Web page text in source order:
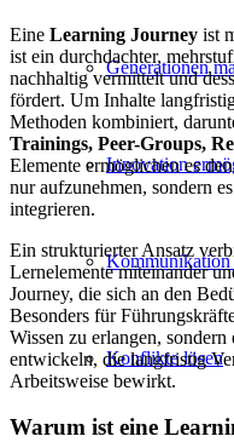
Generationen
Innovation
Kommunikation
Konflikte lösen
Eine Learning Journey ist
ist ein durchdachter,
nachhaltig vermittelt und
fördert. Um Inhalte
Methoden kombiniert,
Trainings, Peer-Groups,
Elemente ermöglichen es
nur aufzunehmen, sondern
integrieren.
Ein strukturierter Ansatz
Lernelemente miteinander
Journey, die sich an den
Besonders für
Wissen zu erlangen,
entwickeln, die langfristig
Arbeitsweise bewirkt.
Warum ist eine